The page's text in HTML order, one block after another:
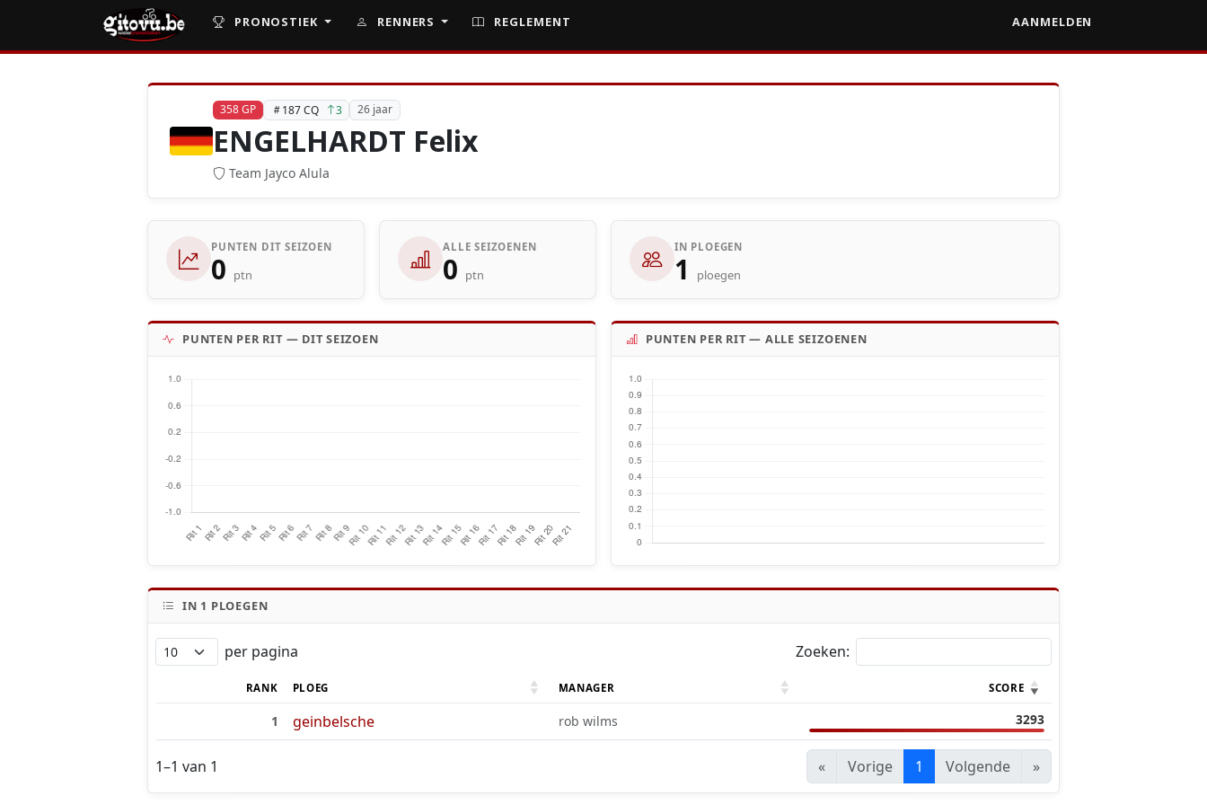
PRONOSTIEK RENNERS REGLEMENT AANMELDEN
358 GP 187 CQ 3 26 jaar
ENGELHARDT Felix
Team Jayco Alula
PUNTEN DIT SEIZOEN
0 ptn
ALLE SEIZOENEN
0 ptn
IN PLOEGEN
1 ploegen
PUNTEN PER RIT — DIT SEIZOEN PUNTEN PER RIT — ALLE SEIZOENEN
IN 1 PLOEGEN
per pagina Zoeken:
RANK PLOEG MANAGER SCORE
1 geinbelsche rob wilms 3293
1–1 van 1 « Vorige 1 Volgende »